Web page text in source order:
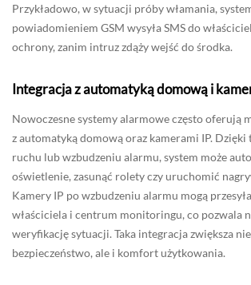
Przykładowo, w sytuacji próby włamania,
powiadomieniem GSM wysyła SMS do
ochrony, zanim intruz zdąży wejść do środka.
Integracja z automatyką domową i
Nowoczesne systemy alarmowe często oferują
z automatyką domową oraz kamerami IP.
ruchu lub wzbudzeniu alarmu, system może
oświetlenie, zasunąć rolety czy uruchomić
Kamery IP po wzbudzeniu alarmu mogą
właściciela i centrum monitoringu, co pozwala
weryfikację sytuacji. Taka integracja zwiększa
bezpieczeństwo, ale i komfort użytkowania.